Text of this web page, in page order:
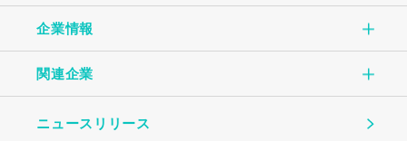
オムレツ
大切にしていること
CSR TOP
企業情報
企業情報TOP
ご挨拶
関連企業
（株）中条たまご
ニュースリリース